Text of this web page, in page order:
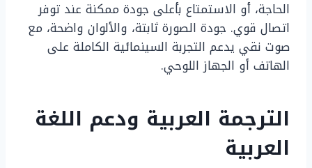
الحاجة، أو الاستمتاع بأعلى جودة ممكنة عند توفر
اتصال قوي. جودة الصورة ثابتة، والألوان واضحة، مع
صوت نقي يدعم التجربة السينمائية الكاملة على
الهاتف أو الجهاز اللوحي.
الترجمة العربية ودعم اللغة
العربية